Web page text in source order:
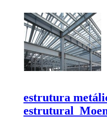
estrutura
estrutural